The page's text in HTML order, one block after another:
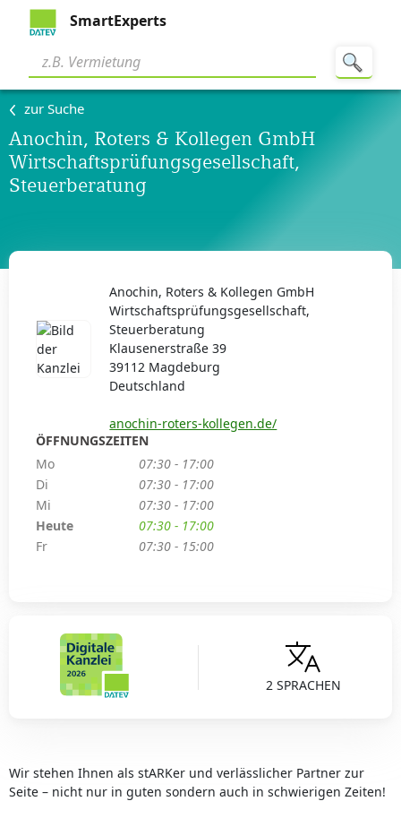
SmartExperts
zur Suche
Anochin, Roters & Kollegen GmbH
Wirtschaftsprüfungsgesellschaft,
Steuerberatung
2 SPRACHEN
Wir stehen Ihnen als stARKer und verlässlicher Partner zur
Seite – nicht nur in guten sondern auch in schwierigen Zeiten!
Anochin, Roters & Kollegen GmbH
Wirtschaftsprüfungsgesellschaft,
Steuerberatung
Klausenerstraße 39
39112 Magdeburg
Deutschland
anochin-roters-kollegen.de/
ÖFFNUNGSZEITEN
Mo
07:30 - 17:00
Di
07:30 - 17:00
Mi
07:30 - 17:00
Heute
07:30 - 17:00
Fr
07:30 - 15:00